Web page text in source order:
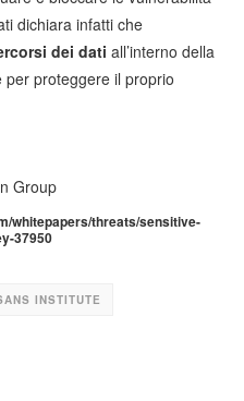
dichiara infatti che
dei dati all’interno della
proteggere il proprio
Group
whitepapers/threats/sensitive-
37950
INSTITUTE